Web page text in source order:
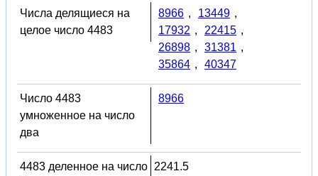
Числа делящиеся на
целое число 4483
8966 , 13449 ,
17932 , 22415 ,
26898 , 31381 ,
35864 , 40347
Число 4483
умноженное на число
два
8966
4483 деленное на число 2241.5